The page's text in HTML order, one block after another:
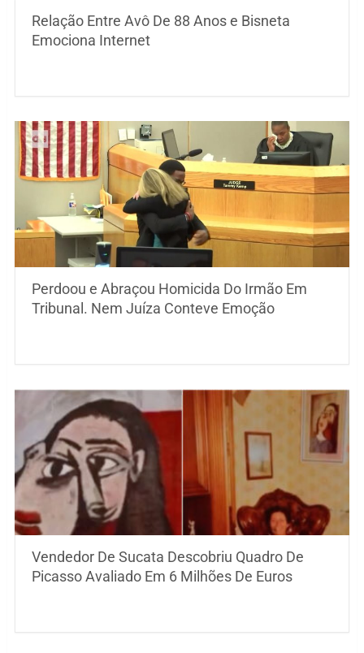
Relação Entre Avô De 88 Anos e Bisneta
Emociona Internet
Perdoou e Abraçou Homicida Do Irmão Em
Tribunal. Nem Juíza Conteve Emoção
Vendedor De Sucata Descobriu Quadro De
Picasso Avaliado Em 6 Milhões De Euros